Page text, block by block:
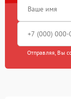
Отправляя, Вы